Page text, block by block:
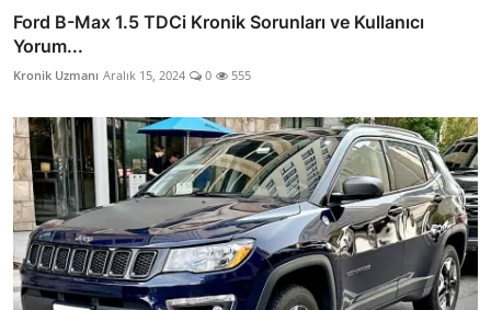
Ford B-Max 1.5 TDCi Kronik Sorunları ve Kullanıcı
Yorum...
Kronik Uzmanı Aralık 15, 2024 0 555